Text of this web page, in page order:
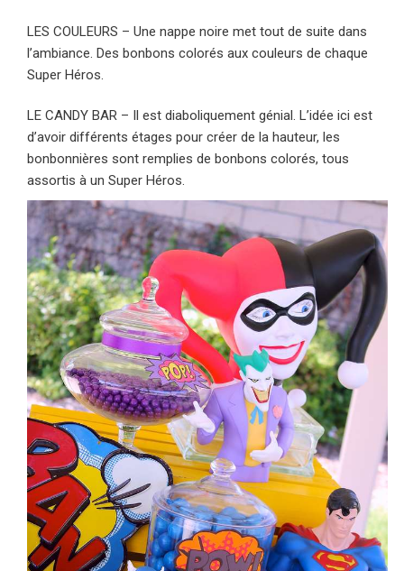
LES COULEURS – Une nappe noire met tout de suite dans
l’ambiance. Des bonbons colorés aux couleurs de chaque
Super Héros.
LE CANDY BAR – Il est diaboliquement génial. L’idée ici est
d’avoir différents étages pour créer de la hauteur, les
bonbonnières sont remplies de bonbons colorés, tous
assortis à un Super Héros.